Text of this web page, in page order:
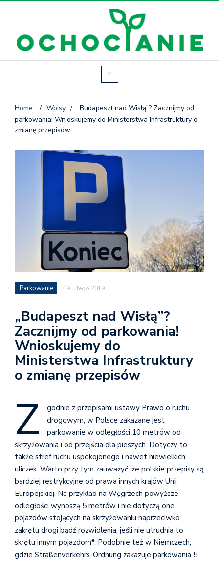
Home / Wpisy / „Budapeszt nad Wisłą”? Zacznijmy od
parkowania! Wnioskujemy do Ministerstwa Infrastruktury o
zmianę przepisów
Parkowanie 19 lutego 2019
„Budapeszt nad Wisłą”?
Zacznijmy od parkowania!
Wnioskujemy do
Ministerstwa Infrastruktury
o zmianę przepisów
Z
godnie z przepisami ustawy Prawo o ruchu
drogowym, w Polsce zakazane jest
parkowanie w odległości 10 metrów od
skrzyżowania i od przejścia dla pieszych. Dotyczy to
także stref ruchu uspokojonego i nawet niewielkich
uliczek. Warto przy tym zauważyć, że polskie przepisy są
bardziej restrykcyjne od prawa innych krajów Unii
Europejskiej. Na przykład na Węgrzech powyższe
odległości wynoszą 5 metrów i nie dotyczą one
pojazdów stojących na skrzyżowaniu naprzeciwko
zakrętu drogi bądź rozwidlenia, jeśli nie utrudnia to
skrętu innym pojazdom*. Podobnie też w Niemczech,
gdzie Straßenverkehrs-Ordnung zakazuje parkowania 5